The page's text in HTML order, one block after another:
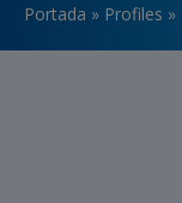
Portada » Profiles »